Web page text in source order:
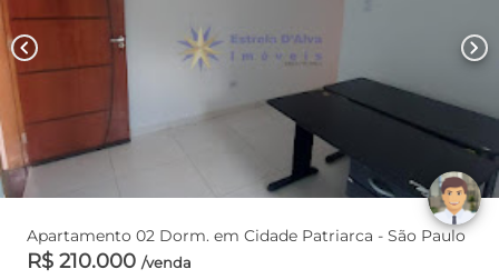
chevron_left chevron_right
Apartamento 02 Dorm. em Cidade Patriarca - São Paulo
R$ 210.000 /venda